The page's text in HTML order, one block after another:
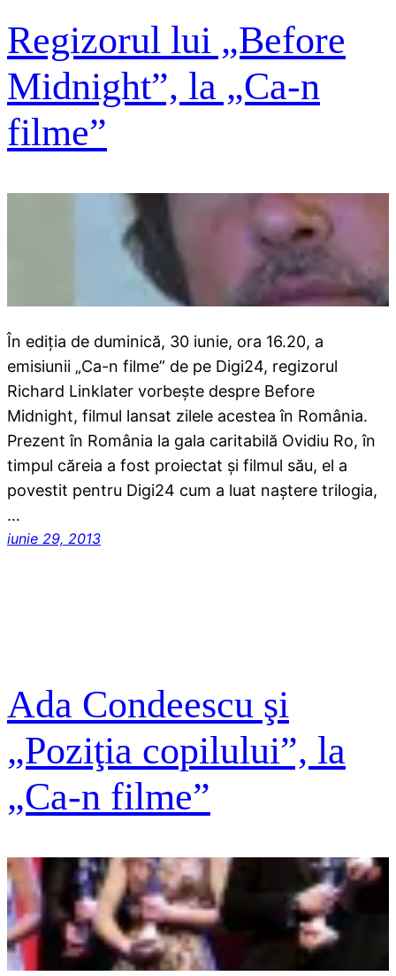
Regizorul lui „Before
Midnight”, la „Ca-n
filme”
În ediția de duminică, 30 iunie, ora 16.20, a
emisiunii „Ca-n filme” de pe Digi24, regizorul
Richard Linklater vorbește despre Before
Midnight, filmul lansat zilele acestea în România.
Prezent în România la gala caritabilă Ovidiu Ro, în
timpul căreia a fost proiectat şi filmul său, el a
povestit pentru Digi24 cum a luat naştere trilogia,
…
iunie 29, 2013
Ada Condeescu şi
„Poziţia copilului”, la
„Ca-n filme”